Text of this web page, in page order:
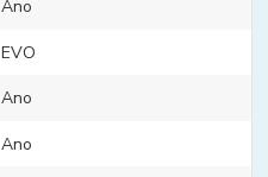
Ano
EVO
Ano
Ano